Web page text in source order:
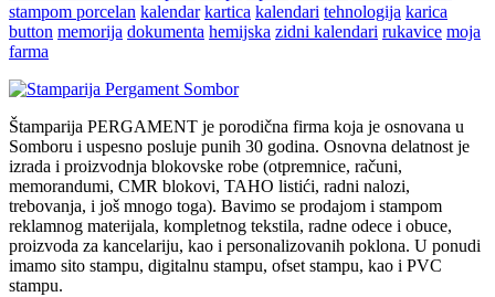
stampom porcelan kalendar kartica kalendari tehnologija karica
button memorija dokumenta hemijska zidni kalendari rukavice moja
farma
Štamparija PERGAMENT je porodična firma koja je osnovana u
Somboru i uspesno posluje punih 30 godina. Osnovna delatnost je
izrada i proizvodnja blokovske robe (otpremnice, računi,
memorandumi, CMR blokovi, TAHO listići, radni nalozi,
trebovanja, i još mnogo toga). Bavimo se prodajom i stampom
reklamnog materijala, kompletnog tekstila, radne odece i obuce,
proizvoda za kancelariju, kao i personalizovanih poklona. U ponudi
imamo sito stampu, digitalnu stampu, ofset stampu, kao i PVC
stampu.